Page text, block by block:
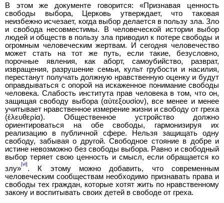
В этом же документе говорится: «Признавая ценность
свободы выбора, Церковь утверждает, что таковая
неизбежно исчезает, когда выбор делается в пользу зла. Зло
и свобода несовместимы. В человеческой истории выбор
людей и обществ в пользу зла приводил к потере свободы и
огромным человеческим жертвам. И сегодня человечество
может стать на тот же путь, если такие, безусловно,
порочные явления, как аборт, самоубийство, разврат,
извращения, разрушение семьи, культ грубости и насилия,
перестанут получать должную нравственную оценку и будут
оправдываться с опорой на искаженное понимание свободы
человека. Слабость института прав человека в том, что он,
защищая свободу выбора (αὐτεξουσίον), все менее и менее
учитывает нравственное измерение жизни и свободу от греха
(ἐλευθερία). Общественное устройство должно
ориентироваться на обе свободы, гармонизируя их
реализацию в публичной сфере. Нельзя защищать одну
свободу, забывая о другой. Свободное стояние в добре и
истине невозможно без свободы выбора. Равно и свободный
выбор теряет свою ценность и смысл, если обращается ко
злу»
[vi]
. К этому можно добавить, что современным
человеческим сообществам необходимо признавать права и
свободы тех граждан, которые хотят жить по нравственному
закону и воспитывать своих детей в свободе от греха.